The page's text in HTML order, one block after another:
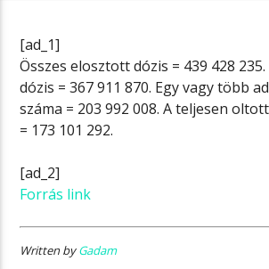
[ad_1]
Összes elosztott dózis = 439 428
dózis = 367 911 870. Egy vagy több
száma = 203 992 008. A teljesen
= 173 101 292.
[ad_2]
Forrás link
Written byGadam